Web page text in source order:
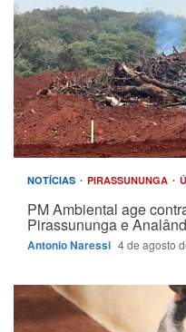
NOTÍCIAS PIRASSUNUNGA
PM Ambiental age
Pirassununga e
Antonio Naressi 4 de agosto